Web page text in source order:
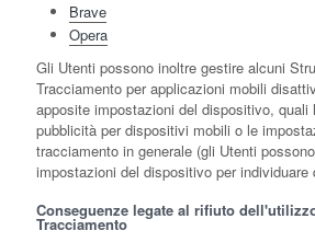
Brave
Opera
Gli Utenti possono inoltre gestire alcuni
Tracciamento per applicazioni mobili
apposite impostazioni del dispositivo, quali
pubblicità per dispositivi mobili o le
tracciamento in generale (gli Utenti
impostazioni del dispositivo per individuare
Conseguenze legate al rifiuto
Tracciamento